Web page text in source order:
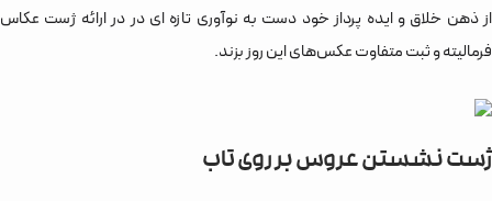
از ذهن خلاق و ایده پرداز خود دست به نوآوری تازه ای در در ارائه ژست عکاس
فرمالیته و ثبت متفاوت عکس‌های این روز بزند.
ژست نشستن عروس بر روی تاب